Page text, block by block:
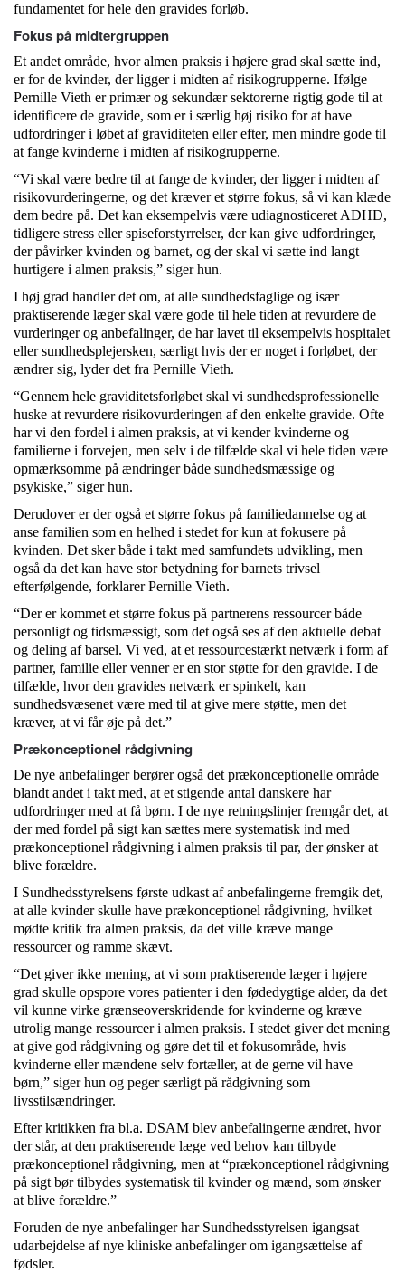
fundamentet for hele den gravides forløb.
Fokus på midtergruppen
Et andet område, hvor almen praksis i højere grad skal sætte ind,
er for de kvinder, der ligger i midten af risikogrupperne. Ifølge
Pernille Vieth er primær og sekundær sektorerne rigtig gode til at
identificere de gravide, som er i særlig høj risiko for at have
udfordringer i løbet af graviditeten eller efter, men mindre gode til
at fange kvinderne i midten af risikogrupperne.
“Vi skal være bedre til at fange de kvinder, der ligger i midten af
risikovurderingerne, og det kræver et større fokus, så vi kan klæde
dem bedre på. Det kan eksempelvis være udiagnosticeret ADHD,
tidligere stress eller spiseforstyrrelser, der kan give udfordringer,
der påvirker kvinden og barnet, og der skal vi sætte ind langt
hurtigere i almen praksis,” siger hun.
I høj grad handler det om, at alle sundhedsfaglige og især
praktiserende læger skal være gode til hele tiden at revurdere de
vurderinger og anbefalinger, de har lavet til eksempelvis hospitalet
eller sundhedsplejersken, særligt hvis der er noget i forløbet, der
ændrer sig, lyder det fra Pernille Vieth.
“Gennem hele graviditetsforløbet skal vi sundhedsprofessionelle
huske at revurdere risikovurderingen af den enkelte gravide. Ofte
har vi den fordel i almen praksis, at vi kender kvinderne og
familierne i forvejen, men selv i de tilfælde skal vi hele tiden være
opmærksomme på ændringer både sundhedsmæssige og
psykiske,” siger hun.
Derudover er der også et større fokus på familiedannelse og at
anse familien som en helhed i stedet for kun at fokusere på
kvinden. Det sker både i takt med samfundets udvikling, men
også da det kan have stor betydning for barnets trivsel
efterfølgende, forklarer Pernille Vieth.
“Der er kommet et større fokus på partnerens ressourcer både
personligt og tidsmæssigt, som det også ses af den aktuelle debat
og deling af barsel. Vi ved, at et ressourcestærkt netværk i form af
partner, familie eller venner er en stor støtte for den gravide. I de
tilfælde, hvor den gravides netværk er spinkelt, kan
sundhedsvæsenet være med til at give mere støtte, men det
kræver, at vi får øje på det.”
Prækonceptionel rådgivning
De nye anbefalinger berører også det prækonceptionelle område
blandt andet i takt med, at et stigende antal danskere har
udfordringer med at få børn. I de nye retningslinjer fremgår det, at
der med fordel på sigt kan sættes mere systematisk ind med
prækonceptionel rådgivning i almen praksis til par, der ønsker at
blive forældre.
I Sundhedsstyrelsens første udkast af anbefalingerne fremgik det,
at alle kvinder skulle have prækonceptionel rådgivning, hvilket
mødte kritik fra almen praksis, da det ville kræve mange
ressourcer og ramme skævt.
“Det giver ikke mening, at vi som praktiserende læger i højere
grad skulle opspore vores patienter i den fødedygtige alder, da det
vil kunne virke grænseoverskridende for kvinderne og kræve
utrolig mange ressourcer i almen praksis. I stedet giver det mening
at give god rådgivning og gøre det til et fokusområde, hvis
kvinderne eller mændene selv fortæller, at de gerne vil have
børn,” siger hun og peger særligt på rådgivning som
livsstilsændringer.
Efter kritikken fra bl.a. DSAM blev anbefalingerne ændret, hvor
der står, at den praktiserende læge ved behov kan tilbyde
prækonceptionel rådgivning, men at “prækonceptionel rådgivning
på sigt bør tilbydes systematisk til kvinder og mænd, som ønsker
at blive forældre.”
Foruden de nye anbefalinger har Sundhedsstyrelsen igangsat
udarbejdelse af nye kliniske anbefalinger om igangsættelse af
fødsler.